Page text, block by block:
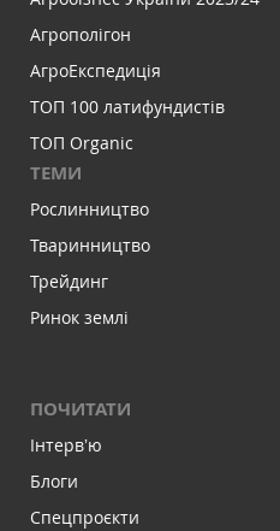
Агрополігон
АгроЕкспедиція
ТОП 100 латифундистів
ТОП Organic
ТЕМИ
Рослинництво
Тваринництво
Трейдинг
Ринок землі
ПОЧИТАТИ
Інтервʼю
Блоги
Спецпроєкти